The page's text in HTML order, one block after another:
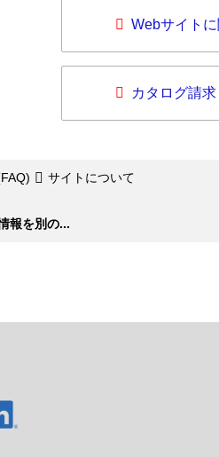
Webサイト
カタログ請求
サイトについて
報を別の...